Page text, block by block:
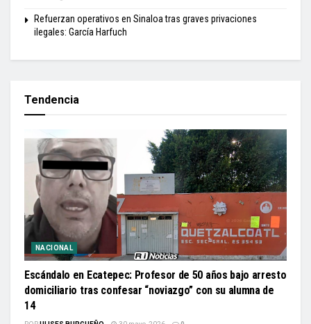
Refuerzan operativos en Sinaloa tras graves privaciones
ilegales: García Harfuch
Tendencia
NACIONAL
Escándalo en Ecatepec: Profesor de 50 años bajo arresto
domiciliario tras confesar “noviazgo” con su alumna de
14